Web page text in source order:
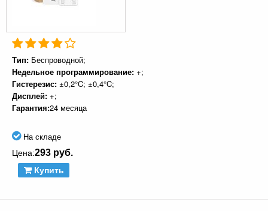
Тип: Беспроводной;
Недельное программирование: +;
Гистерезис: ±0,2°C; ±0,4°C;
Дисплей: +;
Гарантия:24 месяца
На складе
Цена:293 руб.
Купить